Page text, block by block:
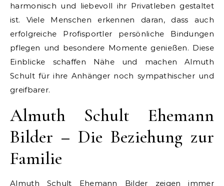
harmonisch und liebevoll ihr Privatleben gestaltet
ist. Viele Menschen erkennen daran, dass auch
erfolgreiche Profisportler persönliche Bindungen
pflegen und besondere Momente genießen. Diese
Einblicke schaffen Nähe und machen Almuth
Schult für ihre Anhänger noch sympathischer und
greifbarer.
Almuth Schult Ehemann
Bilder – Die Beziehung zur
Familie
Almuth Schult Ehemann Bilder zeigen immer